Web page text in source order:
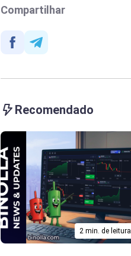
Compartilhar
Recomendado
2 min. de leitura